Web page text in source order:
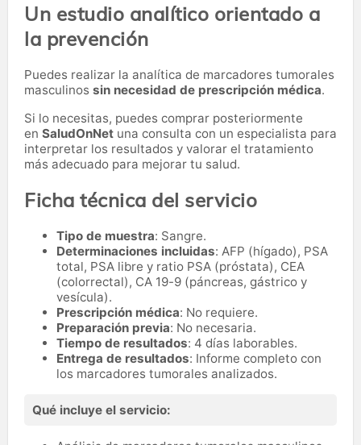
Un estudio analítico orientado a
la prevención
Puedes realizar la analítica de marcadores tumorales
masculinos sin necesidad de prescripción médica.
Si lo necesitas, puedes comprar posteriormente
en SaludOnNet una consulta con un especialista para
interpretar los resultados y valorar el tratamiento
más adecuado para mejorar tu salud.
Ficha técnica del servicio
Tipo de muestra: Sangre.
Determinaciones incluidas: AFP (hígado), PSA
total, PSA libre y ratio PSA (próstata), CEA
(colorrectal), CA 19-9 (páncreas, gástrico y
vesícula).
Prescripción médica: No requiere.
Preparación previa: No necesaria.
Tiempo de resultados: 4 días laborables.
Entrega de resultados: Informe completo con
los marcadores tumorales analizados.
Qué incluye el servicio: